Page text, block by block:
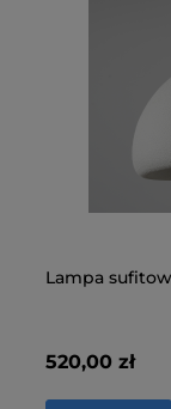
Lampa
520,00 zł